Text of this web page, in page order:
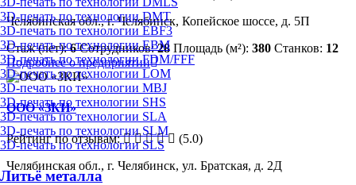
3D-печать по технологии DMT
3D-печать по технологии EBF3
3D-печать по технологии EBM
3D-печать по технологии FDM/FFF
3D-печать по технологии LOM
3D-печать по технологии MBJ
3D-печать по технологии SHS
3D-печать по технологии SLA
3D-печать по технологии SLM
3D-печать по технологии SLS
Литьё металла
Челябинская обл., г. Челябинск, Копейское шоссе, д. 5П
Стаж (лет):6 Сотрудников:28 Площадь (м²): 380 Станков: 12
Подробнее о предприятии
ООО «ЗКИ»
Рейтинг по отзывам:
(5.0)
Челябинская обл., г. Челябинск, ул. Братская, д. 2Д